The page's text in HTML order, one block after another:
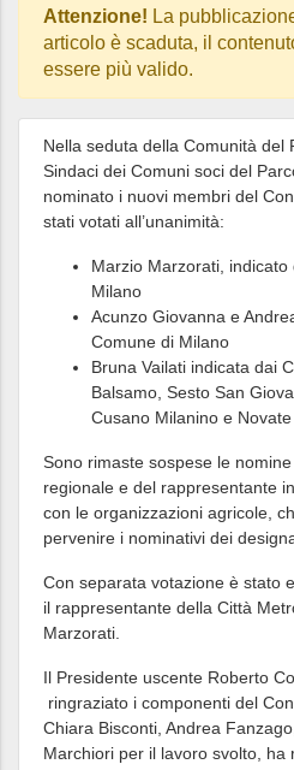
Attenzione! La
articolo è scaduta, il
essere più valido.
Nella seduta della Comunità del
Sindaci dei Comuni soci del
nominato i nuovi membri del
stati votati all’unanimità:
Marzio Marzorati,
Milano
Acunzo Giovanna e
Comune di Milano
Bruna Vailati indicata dai
Balsamo, Sesto San
Cusano Milanino e
Sono rimaste sospese le
regionale e del rappresentante
con le organizzazioni agricole,
pervenire i nominativi dei
Con separata votazione è stato
il rappresentante della Città
Marzorati.
Il Presidente uscente Roberto
ringraziato i componenti del
Chiara Bisconti, Andrea
Marchiori per il lavoro svolto, ha